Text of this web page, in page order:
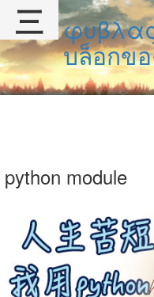
บล็อกขอ
python module
三